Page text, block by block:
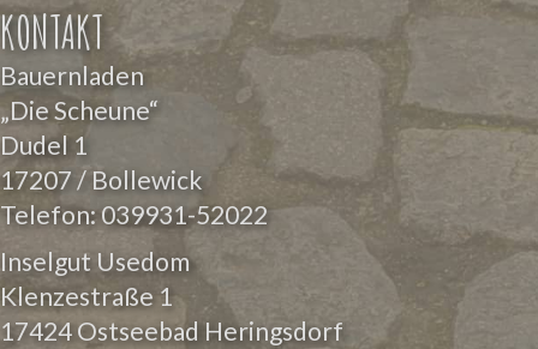
KONTAKT
Bauernladen
„Die Scheune“
Dudel 1
17207 / Bollewick
Telefon:039931-52022
Inselgut Usedom
Klenzestraße 1
17424 Ostseebad Heringsdorf